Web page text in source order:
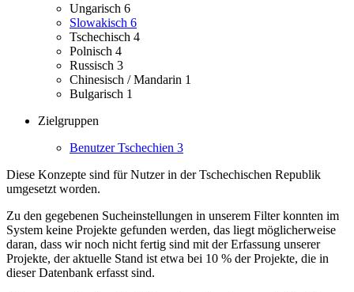
Ungarisch 6
Slowakisch 6
Tschechisch 4
Polnisch 4
Russisch 3
Chinesisch / Mandarin 1
Bulgarisch 1
Zielgruppen
Benutzer Tschechien 3
Diese Konzepte sind für Nutzer in der Tschechischen Republik
umgesetzt worden.
Zu den gegebenen Sucheinstellungen in unserem Filter konnten im
System keine Projekte gefunden werden, das liegt möglicherweise
daran, dass wir noch nicht fertig sind mit der Erfassung unserer
Projekte, der aktuelle Stand ist etwa bei 10 % der Projekte, die in
dieser Datenbank erfasst sind.